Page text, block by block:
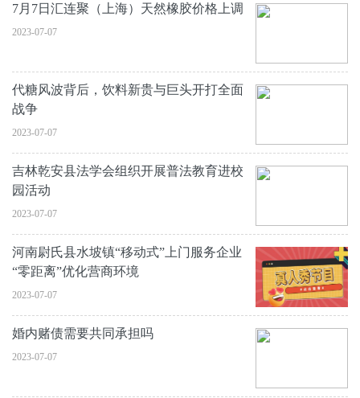
7月7日汇连聚（上海）天然橡胶价格上调
2023-07-07
代糖风波背后，饮料新贵与巨头开打全面
战争
2023-07-07
吉林乾安县法学会组织开展普法教育进校
园活动
2023-07-07
河南尉氏县水坡镇“移动式”上门服务企业
“零距离”优化营商环境
2023-07-07
婚内赌债需要共同承担吗
2023-07-07